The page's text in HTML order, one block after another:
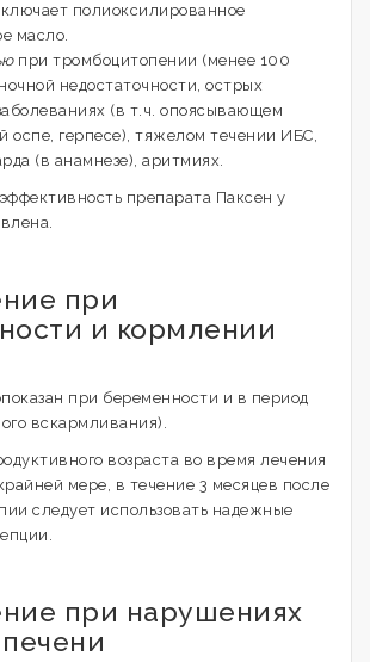
полиоксилированное
масло.
при тромбоцитопении (менее 100
недостаточности, острых
(в т.ч. опоясывающем
оспе, герпесе), тяжелом течении ИБС,
(в анамнезе), аритмиях.
препарата Паксен у
при
и кормлении
при беременности и в период
вскармливания).
возраста во время лечения
мере, в течение 3 месяцев после
следует использовать надежные
при нарушениях